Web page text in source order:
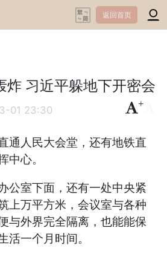
返回首页
炸 习近平躲地下开密会
01 23:30
+
通人民大会堂，还有地铁直
中心。
公室下面，还有一处中央紧
上万平方米，会议室与各种
与外界完全隔离，也能能保
活一个月时间。